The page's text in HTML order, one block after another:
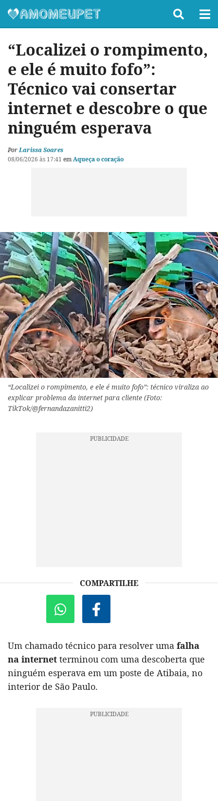
“Localizei o rompimento,
e ele é muito fofo”:
Técnico vai consertar
internet e descobre o que
ninguém esperava
PorLarissa Soares
08/06/2026 às 17:41 emAqueça o coração
“Localizei o rompimento, e ele é muito fofo”: técnico viraliza ao
explicar problema da internet para cliente (Foto:
TikTok/@fernandazanitti2)
COMPARTILHE
Um chamado técnico para resolver uma falha
na internet terminou com uma descoberta que
ninguém esperava em um poste de Atibaia, no
interior de São Paulo.